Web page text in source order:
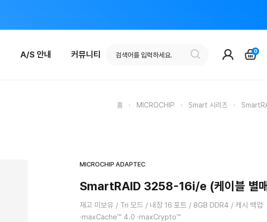
A/S 안내 커뮤니티 0
홈 · MICROCHIP · Smart 시리즈 ·
MICROCHIP ADAPTEC
SmartRAID 3258-16i/e (케이블 별
재고 미보유 / Tri 모드 / 내장 16 포트 / 8GB DDR4 / 캐시 백업
·maxCache™ 4.0 ·maxCrypto™